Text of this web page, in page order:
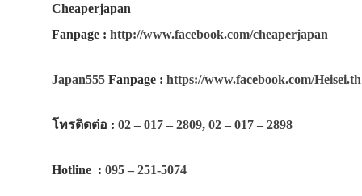
Cheaperjapan
Fanpage : http://www.facebook.com/cheaperjapan
Japan555 Fanpage : https://www.facebook.com/Heisei.th
โทรติดต่อ : 02 – 017 – 2809, 02 – 017 – 2898
Hotline : 095 – 251-5074